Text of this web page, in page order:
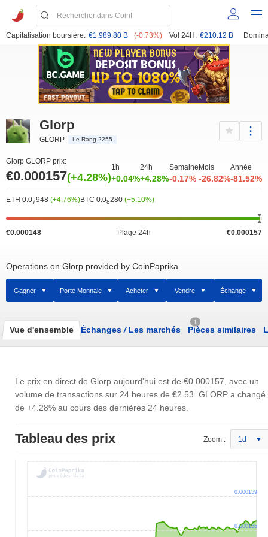
Capitalisation boursière: €1,989.80 B (-0.73%) Vol 24H: €210.12 B
Glorp
GLORP Le Rang 2255
Glorp GLORP prix:
€0.000157(+4.28%)
1h
+0.04%
24h
+4.28%
Semaine
-0.17%
Mois
-26.82%
Année
-81.52%
ETH 0.07948 (+4.76%)BTC 0.08280 (+5.10%)
€0.000148 Plage 24h €0.000157
Operations on Glorp provided by CoinPaprika
Gagner Porte Monnaie Acheter Vendre Échange
Vue d'ensemble Échanges /Les marchés
1
Pièces similaires
Le prix en direct de Glorp aujourd'hui est de €0.000157 , avec un
volume de transactions sur 24 heures de €2.53 . GLORP a changé
de +4.28% au cours des dernières 24 heures.
Tableau des prix Zoom : 1d
0.000156
0.000159